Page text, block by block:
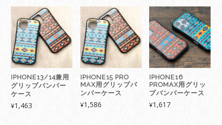
IPHONE13/14兼用
グリップバンパー
ケース
¥1,463
IPHONE15 PRO
MAX用グリップバ
ンパーケース
¥1,586
IPHONE16
PROMAX用グリッ
プバンパーケース
¥1,617